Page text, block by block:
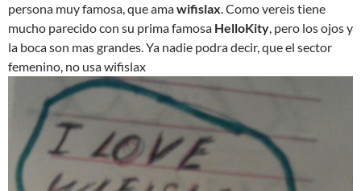
persona muy famosa, que amawifislax. Como vereis tiene
mucho parecido con su prima famosa HelloKity, pero los ojos y
la boca son mas grandes. Ya nadie podra decir, que el sector
femenino, no usa wifislax